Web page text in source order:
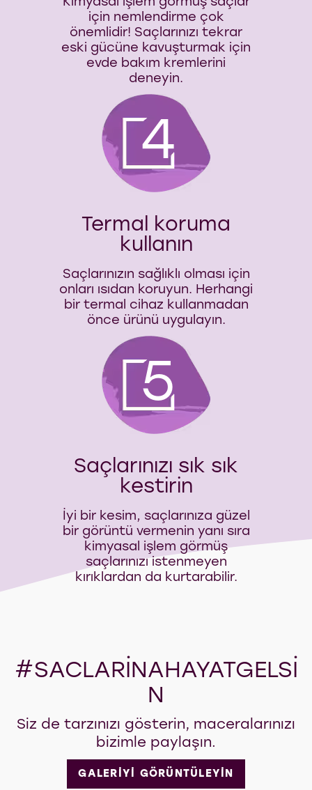
için nemlendirme çok
önemlidir! Saçlarınızı tekrar
eski gücüne kavuşturmak için
evde bakım kremlerini
deneyin.
Termal koruma
kullanın
4
Saçlarınızın sağlıklı olması için
onları ısıdan koruyun. Herhangi
bir termal cihaz kullanmadan
önce ürünü uygulayın.
Saçlarınızı sık sık
kestirin
5
İyi bir kesim, saçlarınıza güzel
bir görüntü vermenin yanı sıra
kimyasal işlem görmüş
saçlarınızı istenmeyen
kırıklardan da kurtarabilir.
#SACLARINAHAYATGELSI
N
Siz de tarzınızı gösterin, maceralarınızı
bizimle paylaşın.
GALERİYİ GÖRÜNTÜLEYİN